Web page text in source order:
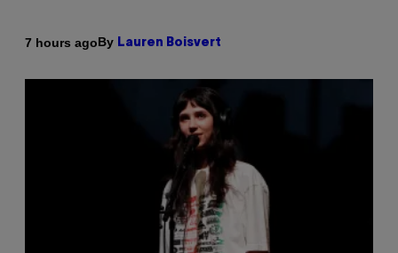
7 hours agoBy Lauren Boisvert